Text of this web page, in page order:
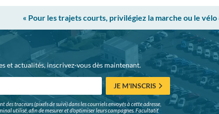
« Pour les trajets courts, privilégiez la marche ou le
et actualités, inscrivez-vous dès maintenant.
JE M'INSCRIS
traceurs (pixels de suivi) dans les courriels envoyés à cette adresse,
utilisé, afin de mesurer et d'optimiser leurs campagnes. Facultatif,